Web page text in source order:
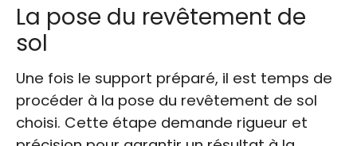
La pose du revêtement de
sol
Une fois le support préparé, il est temps de
procéder à la pose du revêtement de sol
choisi. Cette étape demande rigueur et